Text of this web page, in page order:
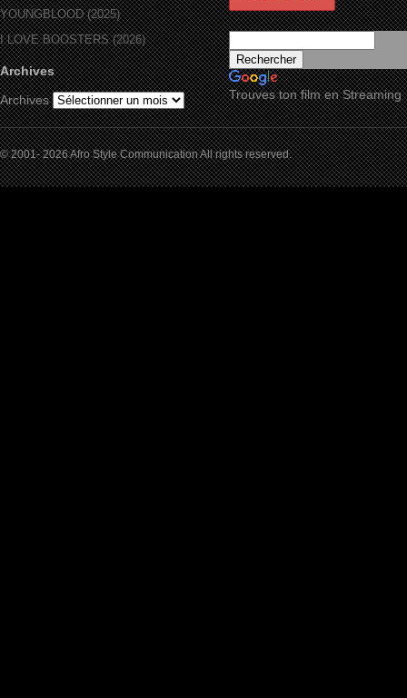
YOUNGBLOOD (2025)
I LOVE BOOSTERS (2026)
Archives
Archives
Trouves ton film en Streaming
© 2001- 2026 Afro Style Communication All rights reserved.